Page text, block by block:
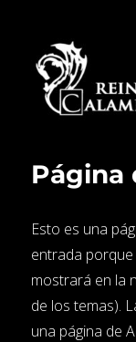
Página
Esto es una
entrada porque
mostrará en la
de los temas).
una página de